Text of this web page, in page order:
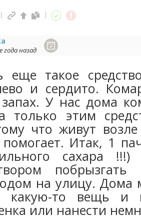
года назад
еще такое
и сердито.
запах. У нас дома
только этим
что живут
помогает. Итак, 1
сахара
на улицу. Дома
какую-то вещь и
или нанести